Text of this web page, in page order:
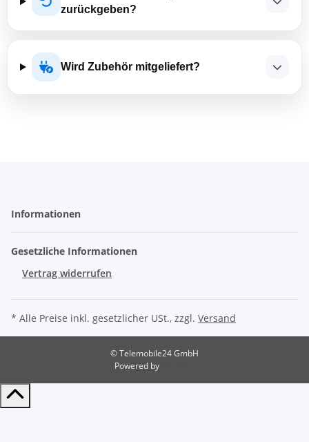
zurückgeben?
Wird Zubehör mitgeliefert?
Informationen
Gesetzliche Informationen
Vertrag widerrufen
* Alle Preise inkl. gesetzlicher USt., zzgl. Versand
© Telemobile24 GmbH
Powered by